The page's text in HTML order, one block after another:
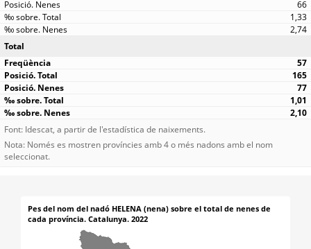
66
1,33
2,74
Total
57
165
77
1,01
2,10
Font: Idescat, a partir de l'estadística de naixements.
Nota: Només es mostren províncies amb 4 o més nadons amb el nom
seleccionat.